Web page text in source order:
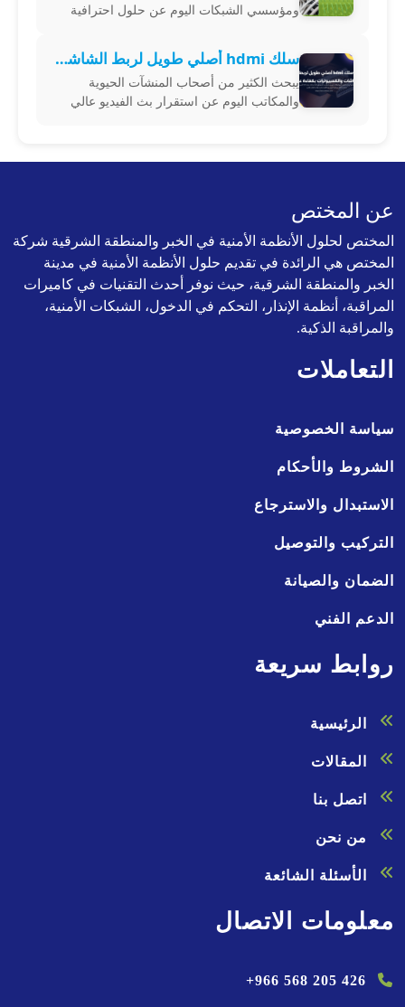
ومؤسسي الشبكات اليوم عن حلول احترافية
اقتناء كبينه شبكات متينة تضمن ترتيب الكابلات
سلك hdmi أصلي طويل لربط الشاشات والكمبيوترات بكفاءة عالية
يبحث الكثير من أصحاب المنشآت الحيوية
والمكاتب اليوم عن استقرار بث الفيديو عالي
عن المختص
المختص لحلول الأنظمة الأمنية في الخبر والمنطقة الشرقية شركة
المختص هي الرائدة في تقديم حلول الأنظمة الأمنية في مدينة
الخبر والمنطقة الشرقية، حيث نوفر أحدث التقنيات في كاميرات
المراقبة، أنظمة الإنذار، التحكم في الدخول، الشبكات الأمنية،
والمراقبة الذكية.
التعاملات
سياسة الخصوصية
الشروط والأحكام
الاستبدال والاسترجاع
التركيب والتوصيل
الضمان والصيانة
الدعم الفني
روابط سريعة
الرئيسية
المقالات
اتصل بنا
من نحن
الأسئلة الشائعة
معلومات الاتصال
+966 568 205 426